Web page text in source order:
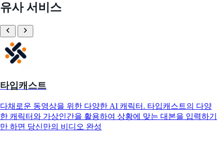
유사 서비스
타입캐스트
다채로운 동영상을 위한 다양한 AI 캐릭터. 타입캐스트의 다양
한 캐릭터와 가상인간을 활용하여 상황에 맞는 대본을 입력하기
만 하면 당신만의 비디오 완성